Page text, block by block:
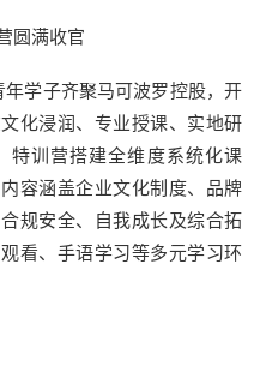
圆满收官
学子齐聚马可波罗控股，开
化浸润、专业授课、实地研
特训营搭建全维度系统化课
容涵盖企业文化制度、品牌
规安全、自我成长及综合拓
看、手语学习等多元学习环